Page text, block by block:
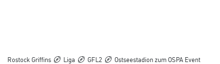
Rostock Griffins Liga GFL2
Ostseestadion zum OSPA Event